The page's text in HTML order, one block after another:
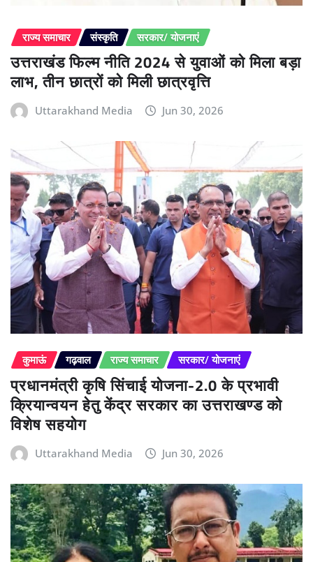
राज्य समाचार संस्कृति सरकार/ योजनाएं
उत्तराखंड फिल्म नीति 2024 से युवाओं को मिला बड़ा
लाभ, तीन छात्रों को मिली छात्रवृत्ति
Uttarakhand Media Jun 30, 2026
कुमाऊं गढ़वाल राज्य समाचार सरकार/ योजनाएं
प्रधानमंत्री कृषि सिंचाई योजना-2.0 के प्रभावी
क्रियान्वयन हेतु केंद्र सरकार का उत्तराखण्ड को
विशेष सहयोग
Uttarakhand Media Jun 30, 2026